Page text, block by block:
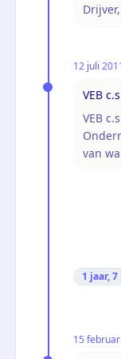
12 juli
VEB
VEB
van
1 jaar,
15